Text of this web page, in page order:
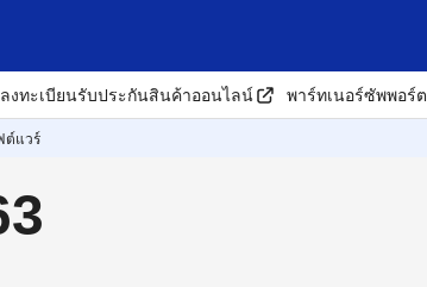
ลงทะเบียนรับประกันสินค้าออนไลน์ พาร์ทเนอร์ซัพพอร์ต
ต์แวร์